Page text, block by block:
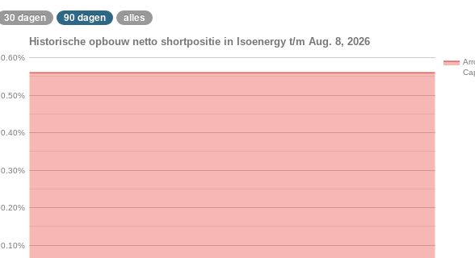
30 dagen 90 dagen alles
Historische opbouw netto shortpositie in Isoenergy t/m Aug. 8, 2026
0.10%
0.20%
0.30%
0.40%
0.50%
0.60%